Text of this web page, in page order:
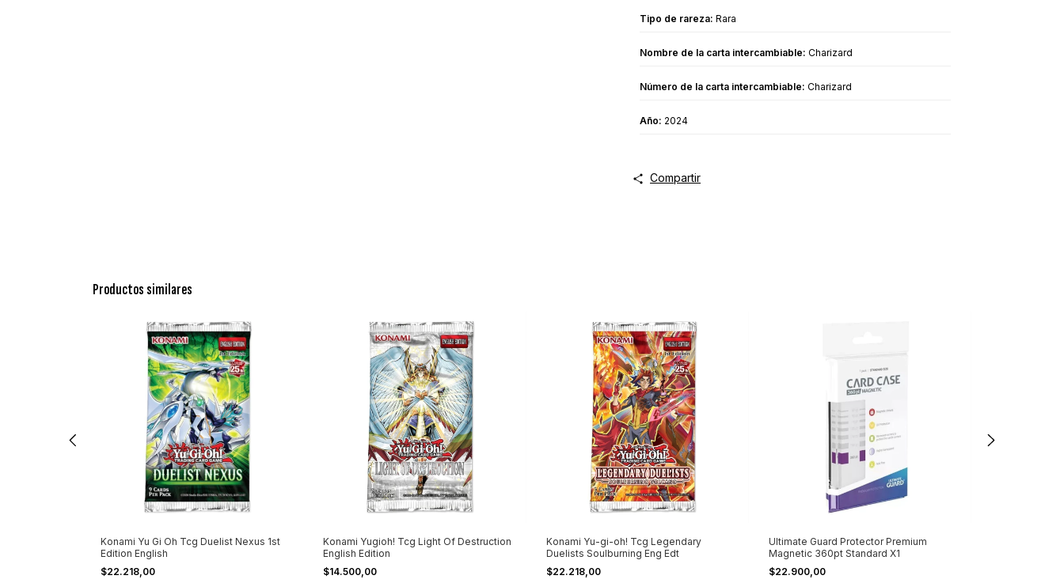
Tipo de rareza: Rara
Nombre de la carta intercambiable: Charizard
Número de la carta intercambiable: Charizard
Año: 2024
Compartir
Productos similares
Konami Yu Gi Oh Tcg Duelist Nexus 1st
Edition English
$22.218,00
Konami Yugioh! Tcg Light Of Destruction
English Edition
$14.500,00
Konami Yu-gi-oh! Tcg Legendary
Duelists Soulburning Eng Edt
$22.218,00
Ultimate Guard Protector Premium
Magnetic 360pt Standard X1
$22.900,00